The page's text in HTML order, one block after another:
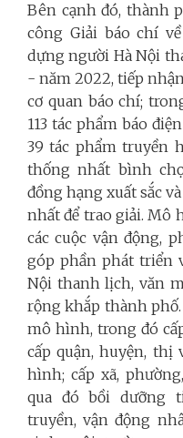
Bên cạnh đó, thành
công Giải báo chí
dựng người Hà Nội
- năm 2022, tiếp
cơ quan báo chí;
113 tác phẩm báo
39 tác phẩm truyền
thống nhất bình
đồng hạng xuất sắc
nhất để trao giải. Mô
các cuộc vận động,
góp phần phát triển
Nội thanh lịch, văn
rộng khắp thành
mô hình, trong đó
cấp quận, huyện, thị
hình; cấp xã,
qua đó bồi dưỡng
truyền, vận động